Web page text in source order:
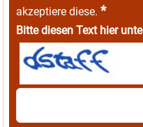
akzeptiere diese. *
Bitte diesen Text hier